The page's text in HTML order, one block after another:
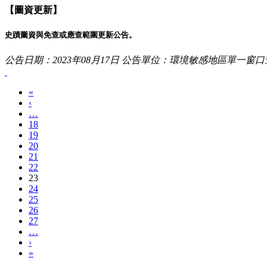
【圖資更新】
史蹟圖資與免查或應查範圍更新公告。
公告日期：2023年08月17日 公告單位：環境敏感地區單一窗
«
‹
…
18
19
20
21
22
23
24
25
26
27
…
›
»